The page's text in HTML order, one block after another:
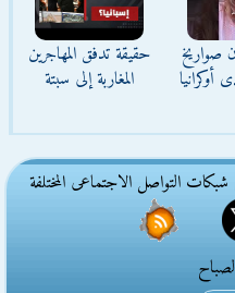
صواريخ
حقيقة تدفق المهاجرين
المغاربة إلى سبتة
التواصل الاجتماعى المختلفة